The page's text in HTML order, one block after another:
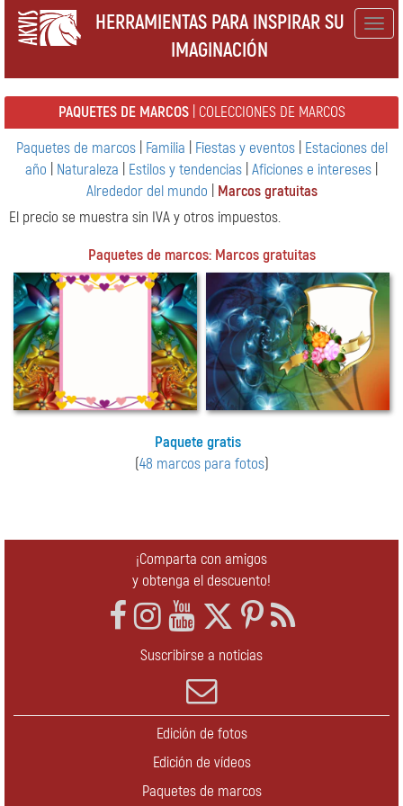
HERRAMIENTAS PARA INSPIRAR SU
IMAGINACIÓN
PAQUETES DE MARCOS| COLECCIONES DE MARCOS
Paquetes de marcos Familia Fiestas y eventos Estaciones del
año
Naturaleza Estilos y tendencias Aficiones e intereses
Alrededor del mundo
Marcos gratuitas
El precio se muestra sin IVA y otros impuestos.
Paquetes de marcos: Marcos gratuitas
Paquete gratis
(48 marcos para fotos)
¡Comparta con amigos
y obtenga el descuento!
Suscribirse a noticias
Edición de fotos
Edición de vídeos
Paquetes de marcos